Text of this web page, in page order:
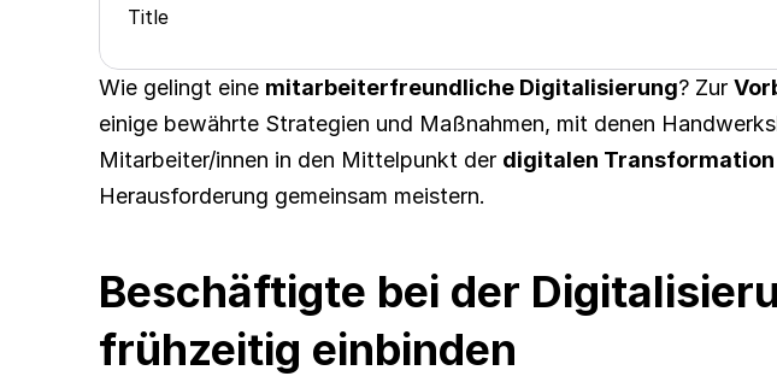
Title
Wie gelingt eine mitarbeiterfreundliche Digitalisierung? Zur
einige bewährte Strategien und Maßnahmen, mit denen
Mitarbeiter/innen in den Mittelpunkt der digitalen Transformation
Herausforderung gemeinsam meistern.
Beschäftigte bei der
frühzeitig einbinden